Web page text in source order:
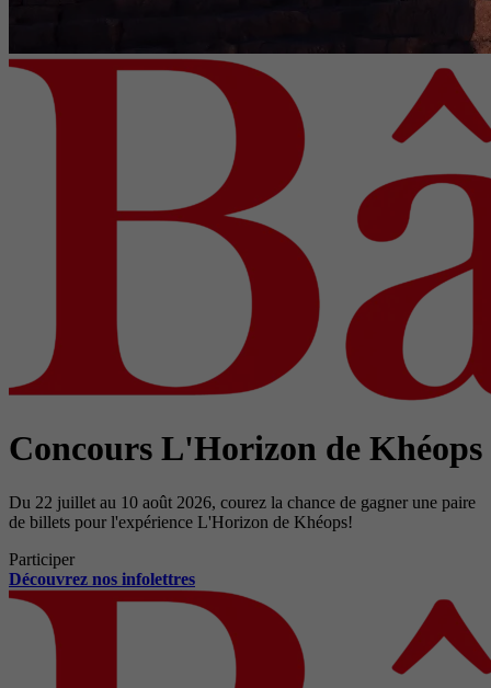
Concours L'Horizon de Khéops
Du 22 juillet au 10 août 2026, courez la chance de gagner une paire
de billets pour l'expérience L'Horizon de Khéops!
Participer
Découvrez nos infolettres